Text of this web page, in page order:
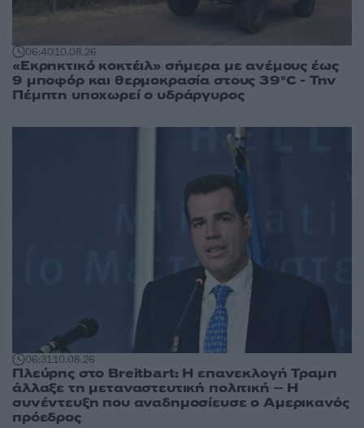
06:4010.08.26
«Εκρηκτικό κοκτέιλ» σήμερα με ανέμους έως
9 μποφόρ και θερμοκρασία στους 39°C - Την
Πέμπτη υποχωρεί ο υδράργυρος
06:3110.08.26
Πλεύρης στο Breitbart: Η επανεκλογή Τραμπ
άλλαξε τη μεταναστευτική πολιτική – Η
συνέντευξη που αναδημοσίευσε ο Αμερικανός
πρόεδρος